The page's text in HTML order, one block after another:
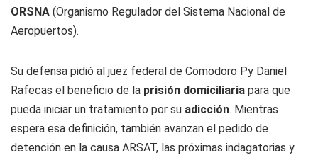
ORSNA (Organismo Regulador del Sistema Nacional de
Aeropuertos).
Su defensa pidió al juez federal de Comodoro Py Daniel
Rafecas el beneficio de la prisión domiciliaria para que
pueda iniciar un tratamiento por su adicción. Mientras
espera esa definición, también avanzan el pedido de
detención en la causa ARSAT, las próximas indagatorias y